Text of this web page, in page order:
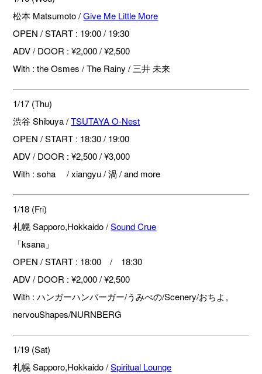
松本 Matsumoto /Give Me Little More
OPEN / START : 19:00 / 19:30
ADV / DOOR : ¥2,000 / ¥2,500
With : the Osmes / The Rainy / 三井 未来
1/17 (Thu)
渋谷 Shibuya /TSUTAYA O-Nest
OPEN / START : 18:30 / 19:00
ADV / DOOR : ¥2,500 / ¥3,000
With : soha / xiangyu / 渦 / and more
1/18 (Fri)
札幌 Sapporo,Hokkaido /Sound Crue
「ksana」
OPEN / START : 18:00 / 18:30
ADV / DOOR : ¥2,000 / ¥2,500
With : ハンガーハンバーガー/うみべの/Scenery/おちよ。
nervouShapes/NURNBERG
1/19 (Sat)
札幌 Sapporo,Hokkaido /Spiritual Lounge